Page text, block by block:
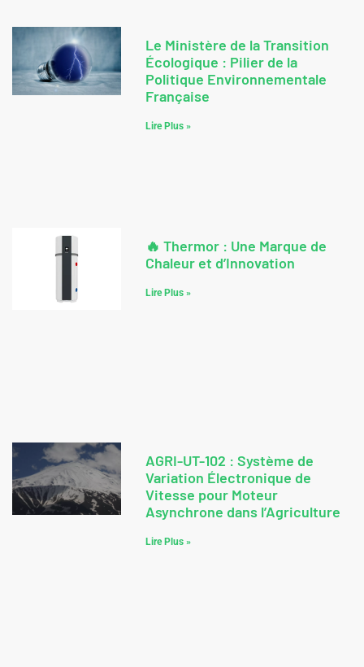
Le Ministère de la Transition
Écologique : Pilier de la
Politique Environnementale
Française
Lire Plus »
🔥 Thermor : Une Marque de
Chaleur et d’Innovation
Lire Plus »
AGRI-UT-102 : Système de
Variation Électronique de
Vitesse pour Moteur
Asynchrone dans l’Agriculture
Lire Plus »